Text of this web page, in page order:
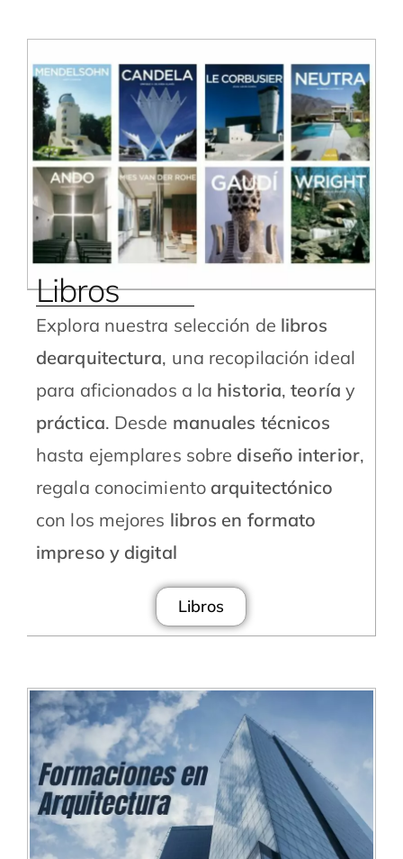
Libros
Explora nuestra selección de libros
dearquitectura, una recopilación ideal
para aficionados a la historia,teoría y
práctica. Desde manuales técnicos
hasta ejemplares sobre diseño interior,
regala conocimiento arquitectónico
con los mejores libros en formato
impreso y digital
Libros